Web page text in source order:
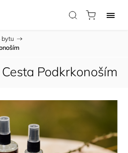
bytu /
Podkrkonoším